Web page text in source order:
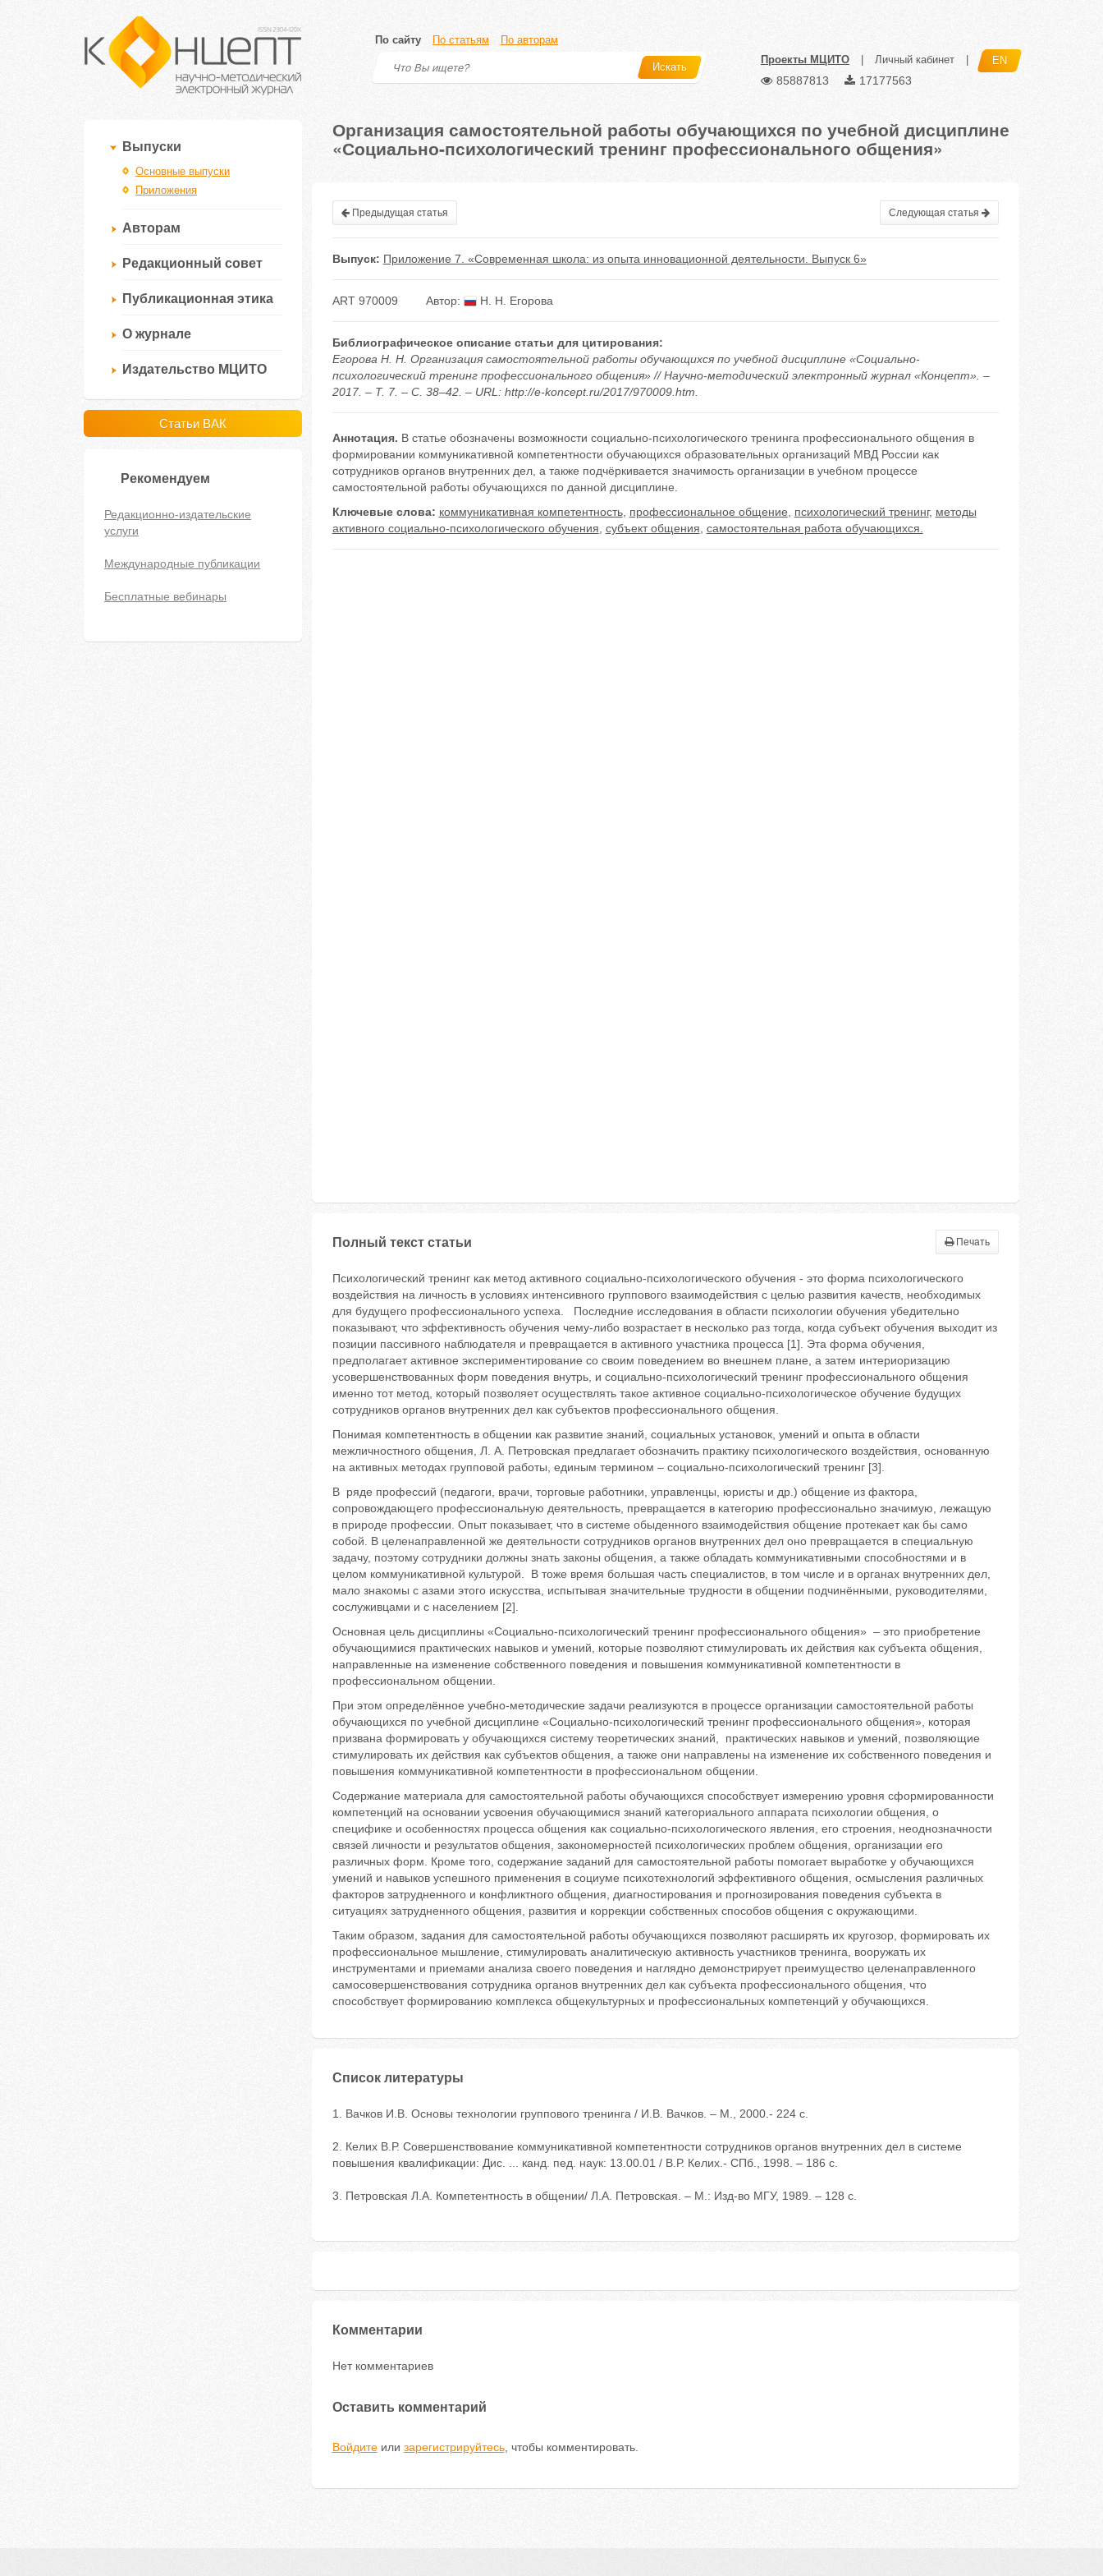
По сайту По статьям По авторам
Искать
Проекты МЦИТО Личный кабинет EN
85887813 17177563
Выпуски
Основные выпуски
Приложения
Авторам
Редакционный совет
Публикационная этика
О журнале
Издательство МЦИТО
Статьи ВАК
Рекомендуем
Редакционно-издательские
услуги
Международные публикации
Бесплатные вебинары
Организация самостоятельной работы обучающихся по учебной дисциплине
«Социально-психологический тренинг профессионального общения»
Предыдущая статья Следующая статья
Выпуск: Приложение 7. «Современная школа: из опыта инновационной деятельности. Выпуск 6»
ART 970009 Автор: Н. Н. Егорова
Библиографическое описание статьи для цитирования:
Егорова Н. Н. Организация самостоятельной работы обучающихся по учебной дисциплине «Социально-
психологический тренинг профессионального общения» // Научно-методический электронный журнал «Концепт». –
2017. – Т. 7. – С. 38–42. – URL: http://e-koncept.ru/2017/970009.htm.
Аннотация. В статье обозначены возможности социально-психологического тренинга профессионального общения в
формировании коммуникативной компетентности обучающихся образовательных организаций МВД России как
сотрудников органов внутренних дел, а также подчёркивается значимость организации в учебном процессе
самостоятельной работы обучающихся по данной дисциплине.
Ключевые слова: коммуникативная компетентность, профессиональное общение психологический тренинг, методы
активного социально-психологического обучения субъект общения самостоятельная работа обучающихся.
Полный текст статьи Печать
Психологический тренинг как метод активного социально-психологического обучения - это форма психологического
воздействия на личность в условиях интенсивного группового взаимодействия с целью развития качеств, необходимых
для будущего профессионального успеха. Последние исследования в области психологии обучения убедительно
показывают, что эффективность обучения чему-либо возрастает в несколько раз тогда, когда субъект обучения выходит из
позиции пассивного наблюдателя и превращается в активного участника процесса [1]. Эта форма обучения,
предполагает активное экспериментирование со своим поведением во внешнем плане, а затем интериоризацию
усовершенствованных форм поведения внутрь, и социально-психологический тренинг профессионального общения
именно тот метод, который позволяет осуществлять такое активное социально-психологическое обучение будущих
сотрудников органов внутренних дел как субъектов профессионального общения.
Понимая компетентность в общении как развитие знаний, социальных установок, умений и опыта в области
межличностного общения, Л. А. Петровская предлагает обозначить практику психологического воздействия, основанную
на активных методах групповой работы, единым термином – социально‑психологический тренинг [3].
В ряде профессий (педагоги, врачи, торговые работники, управленцы, юристы и др.) общение из фактора,
сопровождающего профессиональную деятельность, превращается в категорию профессионально значимую, лежащую
в природе профессии. Опыт показывает, что в системе обыденного взаимодействия общение протекает как бы само
собой. В целенаправленной же деятельности сотрудников органов внутренних дел оно превращается в специальную
задачу, поэтому сотрудники должны знать законы общения, а также обладать коммуникативными способностями и в
целом коммуникативной культурой. В тоже время большая часть специалистов, в том числе и в органах внутренних дел,
мало знакомы с азами этого искусства, испытывая значительные трудности в общении подчинёнными, руководителями,
сослуживцами и с населением [2].
Основная цель дисциплины «Социально-психологический тренинг профессионального общения» – это приобретение
обучающимися практических навыков и умений, которые позволяют стимулировать их действия как субъекта общения,
направленные на изменение собственного поведения и повышения коммуникативной компетентности в
профессиональном общении.
При этом определённое учебно-методические задачи реализуются в процессе организации самостоятельной работы
обучающихся по учебной дисциплине «Социально-психологический тренинг профессионального общения», которая
призвана формировать у обучающихся систему теоретических знаний, практических навыков и умений, позволяющие
стимулировать их действия как субъектов общения, а также они направлены на изменение их собственного поведения и
повышения коммуникативной компетентности в профессиональном общении.
Содержание материала для самостоятельной работы обучающихся способствует измерению уровня сформированности
компетенций на основании усвоения обучающимися знаний категориального аппарата психологии общения, о
специфике и особенностях процесса общения как социально-психологического явления, его строения, неоднозначности
связей личности и результатов общения, закономерностей психологических проблем общения, организации его
различных форм. Кроме того, содержание заданий для самостоятельной работы помогает выработке у обучающихся
умений и навыков успешного применения в социуме психотехнологий эффективного общения, осмысления различных
факторов затрудненного и конфликтного общения, диагностирования и прогнозирования поведения субъекта в
ситуациях затрудненного общения, развития и коррекции собственных способов общения с окружающими.
Таким образом, задания для самостоятельной работы обучающихся позволяют расширять их кругозор, формировать их
профессиональное мышление, стимулировать аналитическую активность участников тренинга, вооружать их
инструментами и приемами анализа своего поведения и наглядно демонстрирует преимущество целенаправленного
самосовершенствования сотрудника органов внутренних дел как субъекта профессионального общения, что
способствует формированию комплекса общекультурных и профессиональных компетенций у обучающихся.
Список литературы
1. Вачков И.В. Основы технологии группового тренинга / И.В. Вачков. – М., 2000.- 224 с.
2. Келих В.Р. Совершенствование коммуникативной компетентности сотрудников органов внутренних дел в системе
повышения квалификации: Дис. ... канд. пед. наук: 13.00.01 / В.Р. Келих.- СПб., 1998. – 186 с.
3. Петровская Л.А. Компетентность в общении/ Л.А. Петровская. – М.: Изд-во МГУ, 1989. – 128 с.
Комментарии
Нет комментариев
Оставить комментарий
Войдитеили зарегистрируйтесь, чтобы комментировать.